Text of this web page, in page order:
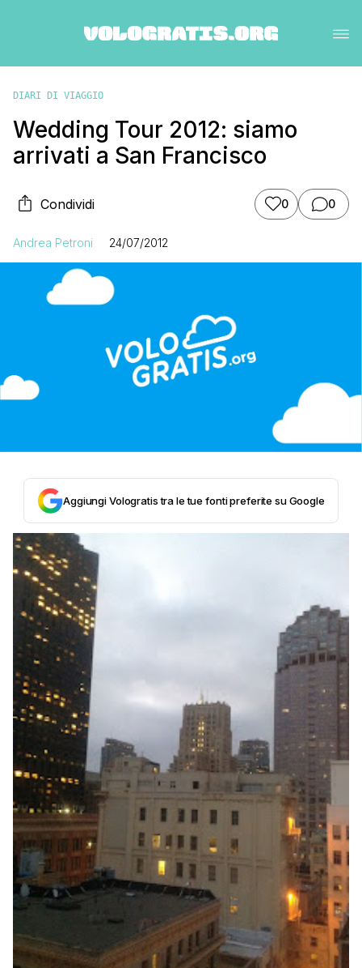
DIARI DI VIAGGIO
Wedding Tour 2012: siamo
arrivati a San Francisco
Condividi 0 0
Andrea Petroni 24/07/2012
Aggiungi Vologratis tra le tue fonti preferite su Google